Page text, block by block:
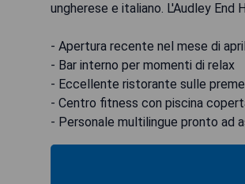
ungherese e italiano. L'Audley
- Apertura recente nel mese di
- Bar interno per momenti di relax
- Eccellente ristorante sulle
- Centro fitness con piscina
- Personale multilingue pronto ad